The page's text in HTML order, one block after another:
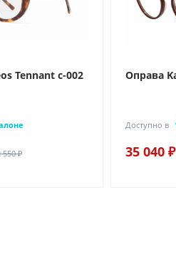
Tennant c-002
550 ₽
Оправа
Доступно в
35 040 ₽